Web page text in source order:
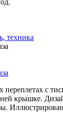
техника
с
крышке.